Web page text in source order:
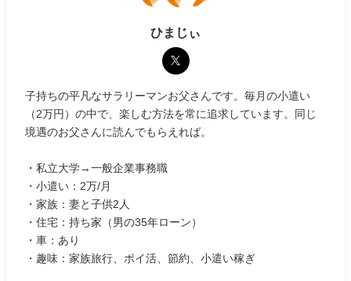
ひまじぃ
子持ちの平凡なサラリーマンお父さんです。毎月の小遣い
（2万円）の中で、楽しむ方法を常に追求しています。同じ
境遇のお父さんに読んでもらえれば。
・私立大学→一般企業事務職
・小遣い：2万/月
・家族：妻と子供2人
・住宅：持ち家（男の35年ローン）
・車：あり
・趣味：家族旅行、ポイ活、節約、小遣い稼ぎ